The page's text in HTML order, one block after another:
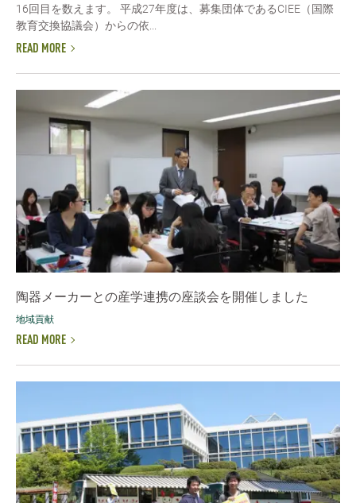
16回目を数えます。 平成27年度は、募集団体であるCIEE（国際
教育交換協議会）からの依...
READ MORE
陶器メーカーとの産学連携の座談会を開催しました
地域貢献
READ MORE